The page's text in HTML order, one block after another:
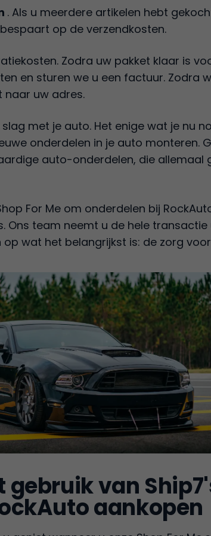
. Als u meerdere artikelen hebt
op de verzendkosten.
Zodra uw pakket klaar is
en sturen we u een factuur. Zodra
naar uw adres.
met je auto. Het enige wat je nu
onderdelen in je auto monteren.
auto-onderdelen, die allemaal
For Me om onderdelen bij
Ons team neemt u de hele
wat het belangrijkst is: de zorg
van
aankopen